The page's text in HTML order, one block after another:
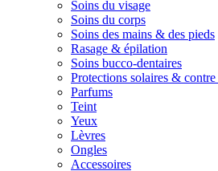
Soins du visage
Soins du corps
Soins des mains & des pieds
Rasage & épilation
Soins bucco-dentaires
Protections solaires & contre
Parfums
Teint
Yeux
Lèvres
Ongles
Accessoires